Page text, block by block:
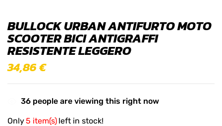
BULLOCK URBAN ANTIFURTO MOTO
SCOOTER BICI ANTIGRAFFI
RESISTENTE LEGGERO
34,86€
36 people are viewing this right now
Only5 item(s) left in stock!